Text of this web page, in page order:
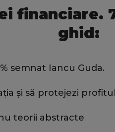
financiare.
ghid:
semnat Iancu Guda.
și să protejezi profitul
teorii abstracte